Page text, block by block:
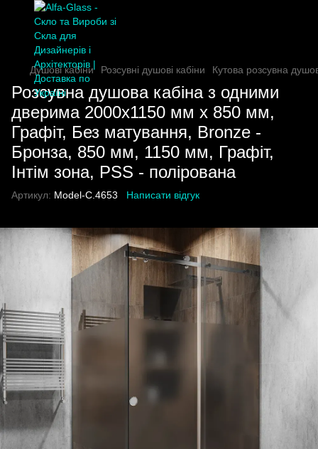
Душові кабіни Розсувні душові кабіни Кутова розсувна
Розсувна душова кабіна з одними
дверима 2000х1150 мм x 850 мм,
Графіт, Без матування, Bronze -
Бронза, 850 мм, 1150 мм, Графіт,
Інтім зона, PSS - полірована
Артикул: Model-C.4653 Написати відгук